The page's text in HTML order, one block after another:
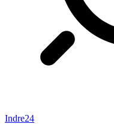
Indre24